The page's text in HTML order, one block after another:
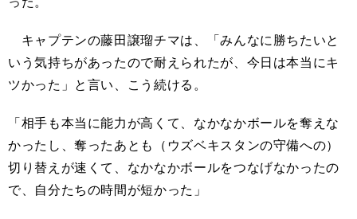
キャプテンの藤田譲瑠チマは、「みんなに勝ちたいと
いう気持ちがあったので耐えられたが、今日は本当にキ
ツかった」と言い、こう続ける。
「相手も本当に能力が高くて、なかなかボールを奪えな
かったし、奪ったあとも（ウズベキスタンの守備への）
切り替えが速くて、なかなかボールをつなげなかったの
で、自分たちの時間が短かった」